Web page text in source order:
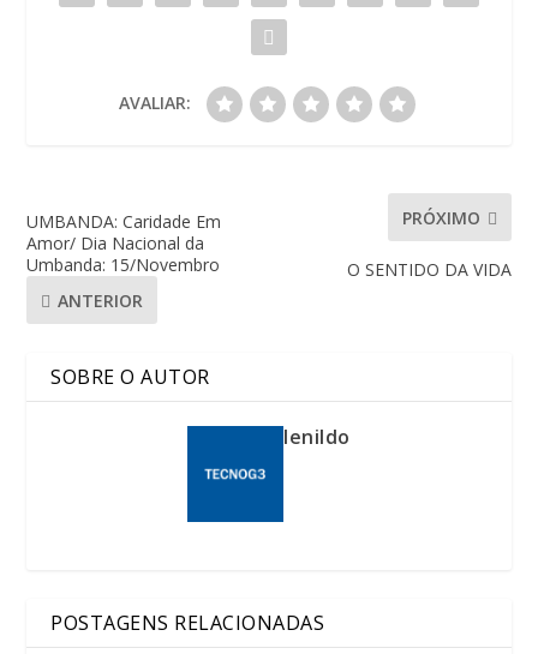
AVALIAR:
UMBANDA: Caridade Em
Amor/ Dia Nacional da
Umbanda: 15/Novembro
ANTERIOR
PRÓXIMO
O SENTIDO DA VIDA
SOBRE O AUTOR
lenildo
POSTAGENS RELACIONADAS